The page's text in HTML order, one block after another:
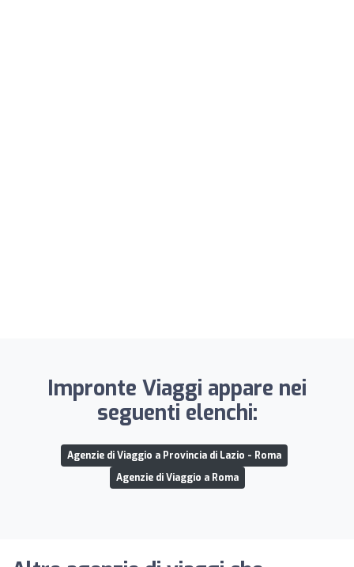
Impronte Viaggi appare nei
seguenti elenchi:
Agenzie di Viaggio a Provincia di Lazio - Roma
Agenzie di Viaggio a Roma